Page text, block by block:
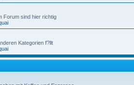
Forum sind hier richtig
Kategorien f?llt